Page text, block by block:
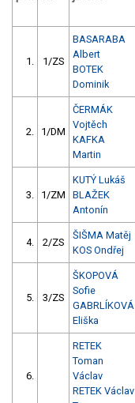
1. 1/ZS
BASARABA
Albert
BOTEK
Dominik
2. 1/DM
ČERMÁK
Vojtěch
KAFKA
Martin
3. 1/ZM
KUTÝ Lukáš
BLAŽEK
Antonín
4. 2/ZS
ŠIŠMA Matěj
KOS Ondřej
5. 3/ZS
ŠKOPOVÁ
Sofie
GABRLÍKOVÁ
Eliška
6.
RETEK
Toman
Václav
RETEK Václav